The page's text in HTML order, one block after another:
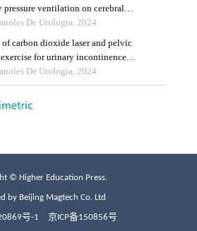
© Higher Education Press.
by Beijing Magtech Co. Ltd
号-1 京ICP备150856号